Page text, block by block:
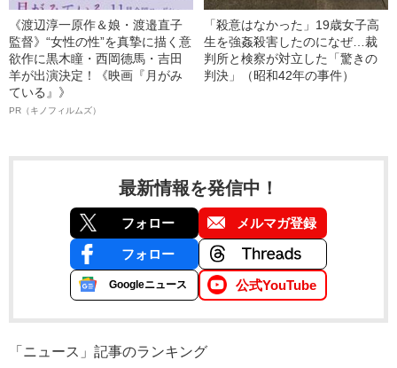
《渡辺淳一原作＆娘・渡邉直子
監督》“女性の性”を真摯に描く意
欲作に黒木瞳・西岡德馬・吉田
羊が出演決定！《映画『月がみ
ている』》
PR（キノフィルムズ）
「殺意はなかった」19歳女子高
生を強姦殺害したのになぜ…裁
判所と検察が対立した「驚きの
判決」（昭和42年の事件）
最新情報を発信中！
フォロー メルマガ登録
フォロー
Googleニュース 公式YouTube
「ニュース」記事のランキング